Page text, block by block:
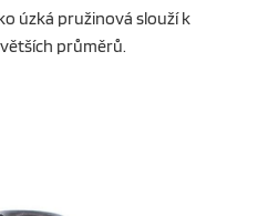
úzká pružinová slouží k
průměrů.